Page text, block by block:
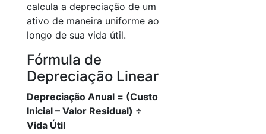
calcula a depreciação de um
ativo de maneira uniforme ao
longo de sua vida útil.
Fórmula de
Depreciação Linear
Depreciação Anual = (Custo
Inicial – Valor Residual) ÷
Vida Útil